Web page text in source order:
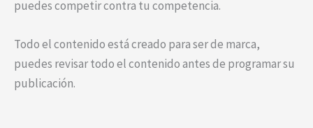
puedes competir contra tu competencia.
Todo el contenido está creado para ser de marca,
puedes revisar todo el contenido antes de programar su
publicación.